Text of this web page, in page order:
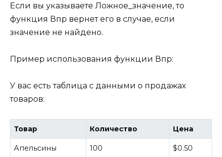
Если вы указываете Ложное_значение, то
функция Впр вернет его в случае, если
значение не найдено.
Пример использования функции Впр:
У вас есть таблица с данными о продажах
товаров:
Товар Количество Цена
Апельсины 100 $0.50